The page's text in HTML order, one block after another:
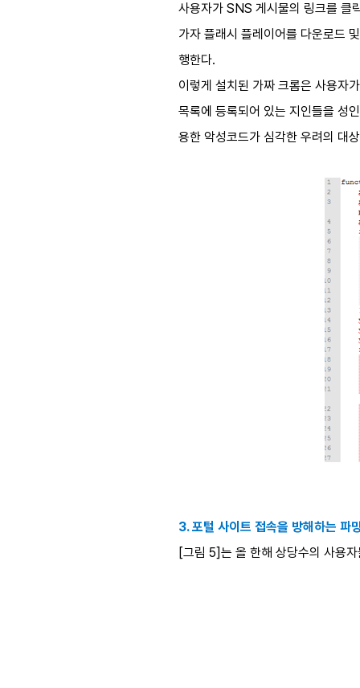
사용자가 SNS 게시물의 링크를 클
가자 플래시 플레이어를 다운로드
행한다.
이렇게 설치된 가짜 크롬은 사용자
목록에 등록되어 있는 지인들을 성
용한 악성코드가 심각한 우려의 대
3. 포털 사이트 접속을 방해하는 파
[그림 5]는 올 한해 상당수의 사용